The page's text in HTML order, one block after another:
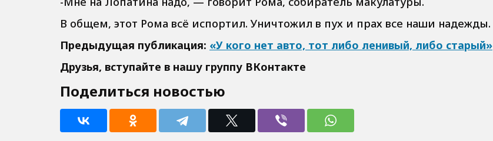
В общем, этот Рома всё испортил. Уничтожил в пух и прах все наши надежды.
Предыдущая публикация: «У кого нет авто, тот либо ленивый, либо старый»
Друзья, вступайте в нашу группу ВКонтакте
Поделиться новостью